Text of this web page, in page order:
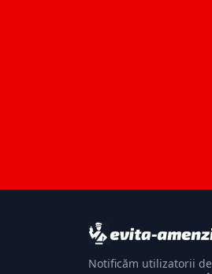
Notificăm utilizatorii